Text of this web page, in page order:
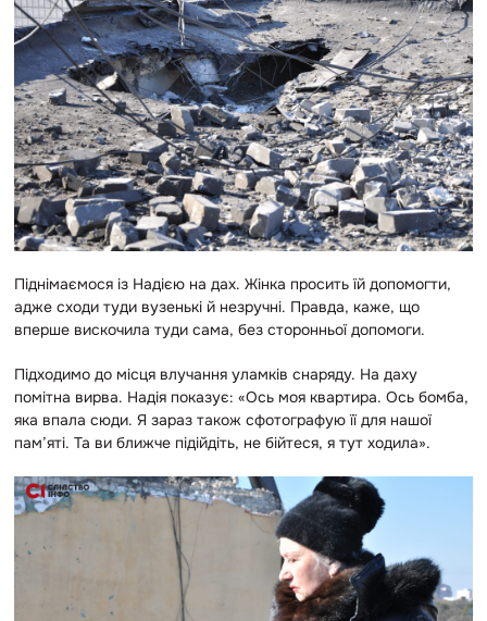
Піднімаємося із Надією на дах. Жінка просить їй допомогти,
адже сходи туди вузенькі й незручні. Правда, каже, що
вперше вискочила туди сама, без сторонньої допомоги.
Підходимо до місця влучання уламків снаряду. На даху
помітна вирва. Надія показує: «Ось моя квартира. Ось бомба,
яка впала сюди. Я зараз також сфотографую її для нашої
пам’яті. Та ви ближче підійдіть, не бійтеся, я тут ходила».